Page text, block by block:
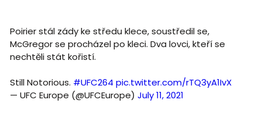
Poirier stál zády ke středu klece, soustředil se,
McGregor se procházel po kleci. Dva lovci, kteří se
nechtěli stát kořistí.
Still Notorious. #UFC264 pic.twitter.com/rTQ3yA1IvX
— UFC Europe (@UFCEurope) July 11, 2021